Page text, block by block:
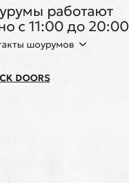
работают
с 11:00 до 20:00
шоурумов
DOORS